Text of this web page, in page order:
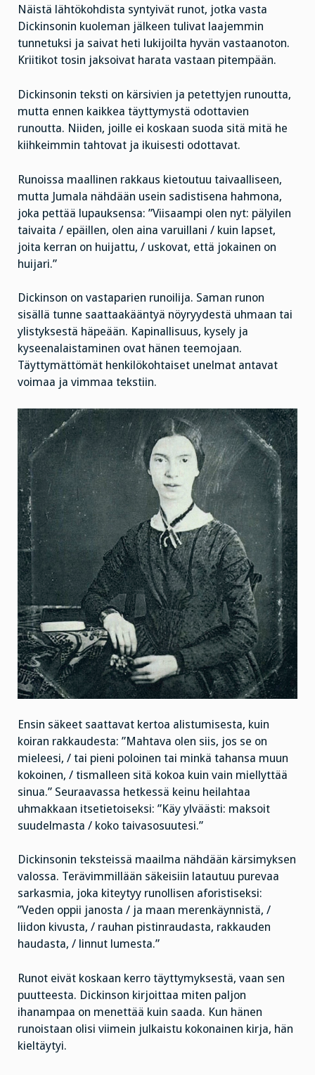
Näistä lähtökohdista syntyivät runot, jotka vasta
Dickinsonin kuoleman jälkeen tulivat laajemmin
tunnetuksi ja saivat heti lukijoilta hyvän vastaanoton.
Kriitikot tosin jaksoivat harata vastaan pitempään.
Dickinsonin teksti on kärsivien ja petettyjen runoutta,
mutta ennen kaikkea täyttymystä odottavien
runoutta. Niiden, joille ei koskaan suoda sitä mitä he
kiihkeimmin tahtovat ja ikuisesti odottavat.
Runoissa maallinen rakkaus kietoutuu taivaalliseen,
mutta Jumala nähdään usein sadistisena hahmona,
joka pettää lupauksensa: ”Viisaampi olen nyt: pälyilen
taivaita / epäillen, olen aina varuillani / kuin lapset,
joita kerran on huijattu, / uskovat, että jokainen on
huijari.”
Dickinson on vastaparien runoilija. Saman runon
sisällä tunne saattaakääntyä nöyryydestä uhmaan tai
ylistyksestä häpeään. Kapinallisuus, kysely ja
kyseenalaistaminen ovat hänen teemojaan.
Täyttymättömät henkilökohtaiset unelmat antavat
voimaa ja vimmaa tekstiin.
Ensin säkeet saattavat kertoa alistumisesta, kuin
koiran rakkaudesta: ”Mahtava olen siis, jos se on
mieleesi, / tai pieni poloinen tai minkä tahansa muun
kokoinen, / tismalleen sitä kokoa kuin vain miellyttää
sinua.” Seuraavassa hetkessä keinu heilahtaa
uhmakkaan itsetietoiseksi: ”Käy ylväästi: maksoit
suudelmasta / koko taivasosuutesi.”
Dickinsonin teksteissä maailma nähdään kärsimyksen
valossa. Terävimmillään säkeisiin latautuu purevaa
sarkasmia, joka kiteytyy runollisen aforistiseksi:
”Veden oppii janosta / ja maan merenkäynnistä, /
liidon kivusta, / rauhan pistinraudasta, rakkauden
haudasta, / linnut lumesta.”
Runot eivät koskaan kerro täyttymyksestä, vaan sen
puutteesta. Dickinson kirjoittaa miten paljon
ihanampaa on menettää kuin saada. Kun hänen
runoistaan olisi viimein julkaistu kokonainen kirja, hän
kieltäytyi.